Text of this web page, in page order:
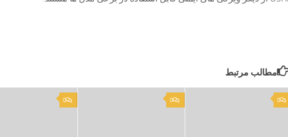
مطالب مرتبط
0 0 0